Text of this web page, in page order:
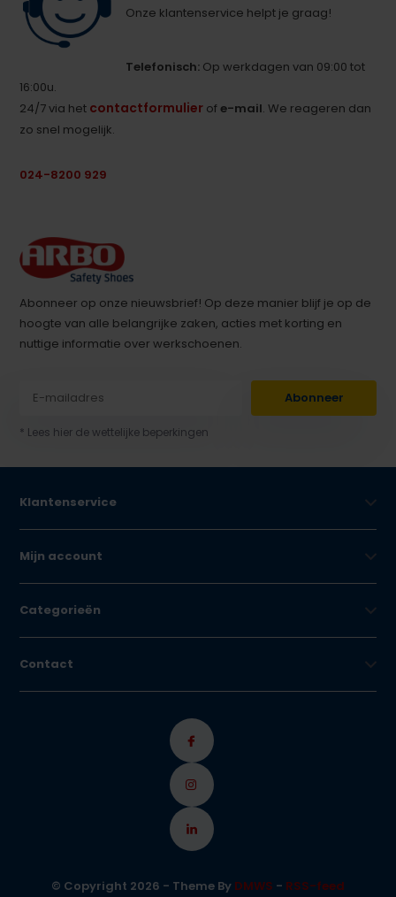
Onze klantenservice helpt je graag!
Telefonisch: Op werkdagen van 09:00 tot
16:00u.
24/7 via het contactformulier ofe-mail. We reageren dan
zo snel mogelijk.
024-8200 929
Abonneer op onze nieuwsbrief! Op deze manier blijf je op de
hoogte van alle belangrijke zaken, acties met korting en
nuttige informatie over werkschoenen.
Abonneer
* Lees hier de wettelijke beperkingen
Klantenservice
Mijn account
Categorieën
Contact
© Copyright 2026 - Theme By DMWS - RSS-feed